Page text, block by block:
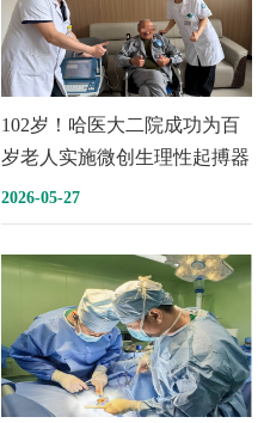
102岁！哈医大二院成功为百
岁老人实施微创生理性起搏器
植入术
2026-05-27